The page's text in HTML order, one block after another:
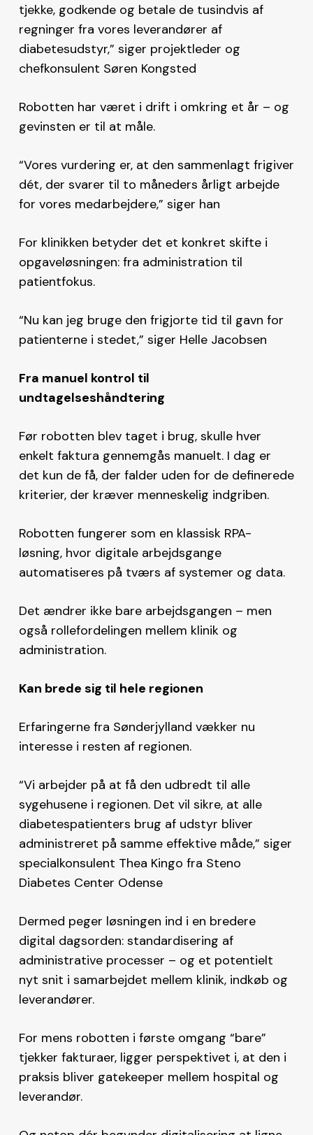
tjekke, godkende og betale de tusindvis af
regninger fra vores leverandører af
diabetesudstyr,” siger projektleder og
chefkonsulent Søren Kongsted
Robotten har været i drift i omkring et år – og
gevinsten er til at måle.
“Vores vurdering er, at den sammenlagt frigiver
dét, der svarer til to måneders årligt arbejde
for vores medarbejdere,” siger han
For klinikken betyder det et konkret skifte i
opgaveløsningen: fra administration til
patientfokus.
“Nu kan jeg bruge den frigjorte tid til gavn for
patienterne i stedet,” siger Helle Jacobsen
Fra manuel kontrol til
undtagelseshåndtering
Før robotten blev taget i brug, skulle hver
enkelt faktura gennemgås manuelt. I dag er
det kun de få, der falder uden for de definerede
kriterier, der kræver menneskelig indgriben.
Robotten fungerer som en klassisk RPA-
løsning, hvor digitale arbejdsgange
automatiseres på tværs af systemer og data.
Det ændrer ikke bare arbejdsgangen – men
også rollefordelingen mellem klinik og
administration.
Kan brede sig til hele regionen
Erfaringerne fra Sønderjylland vækker nu
interesse i resten af regionen.
“Vi arbejder på at få den udbredt til alle
sygehusene i regionen. Det vil sikre, at alle
diabetespatienters brug af udstyr bliver
administreret på samme effektive måde,” siger
specialkonsulent Thea Kingo fra Steno
Diabetes Center Odense
Dermed peger løsningen ind i en bredere
digital dagsorden: standardisering af
administrative processer – og et potentielt
nyt snit i samarbejdet mellem klinik, indkøb og
leverandører.
For mens robotten i første omgang “bare”
tjekker fakturaer, ligger perspektivet i, at den i
praksis bliver gatekeeper mellem hospital og
leverandør.